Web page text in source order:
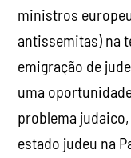
ministros
antissemitas) na
emigração de
uma
problema
estado judeu na